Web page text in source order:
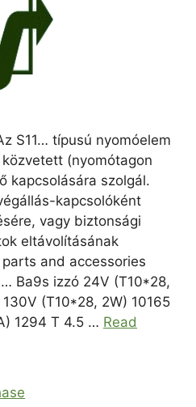
S11… típusú nyomóelem
(nyomótagon
kapcsolására szolgál.
kapcsolóként
vagy biztonsági
eltávolításának
and accessories
Ba9s izzó 24V (T10*28,
(T10*28, 2W) 10165
1294 T 4.5 … Read